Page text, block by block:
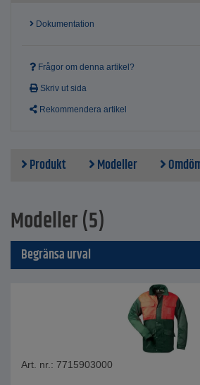
Dokumentation
Frågor om denna artikel?
Skriv ut sida
Rekommendera artikel
Produkt Modeller
Modeller (5)
Begränsa urval
Art. nr.: 7715903000